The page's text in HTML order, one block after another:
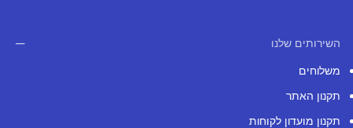
השירותים שלנו
משלוחים
תקנון האתר
תקנון מועדון לקוחות